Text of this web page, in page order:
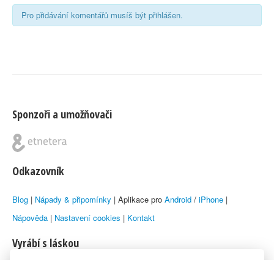
Pro přidávání komentářů musíš být přihlášen.
Sponzoři a umožňovači
Odkazovník
Blog | Nápady & připomínky | Aplikace pro Android / iPhone |
Nápověda | Nastavení cookies | Kontakt
Vyrábí s láskou